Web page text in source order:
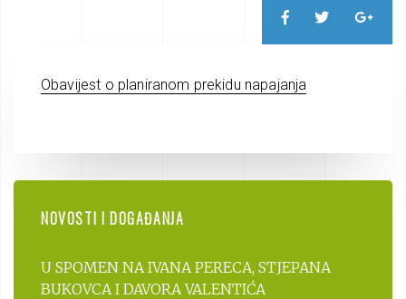
Obavijest o planiranom prekidu napajanja
NOVOSTI I DOGAĐANJA
U SPOMEN NA IVANA PERECA, STJEPANA
BUKOVCA I DAVORA VALENTIĆA